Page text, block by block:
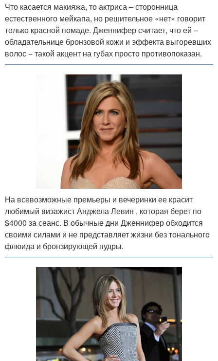
Что касается макияжа, то актриса – сторонница
естественного мейкапа, но решительное «нет» говорит
только красной помаде. Дженнифер считает, что ей –
обладательнице бронзовой кожи и эффекта выгоревших
волос − такой акцент на губах просто противопоказан.
На всевозможные премьеры и вечеринки ее красит
любимый визажист Анджела Левин , которая берет по
$4000 за сеанс. В обычные дни Дженнифер обходится
своими силами и не представляет жизни без тонального
флюида и бронзирующей пудры.